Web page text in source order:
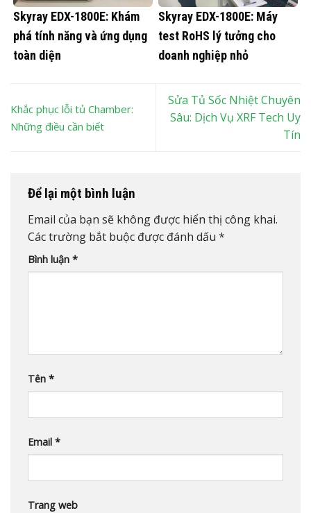
Skyray EDX-1800E: Khám
phá tính năng và ứng dụng
toàn diện
Skyray EDX-1800E: Máy
test RoHS lý tưởng cho
doanh nghiệp nhỏ
Khắc phục lỗi tủ Chamber:
Những điều cần biết
Sửa Tủ Sốc Nhiệt Chuyên
Sâu: Dịch Vụ XRF Tech Uy
Tín
Để lại một bình luận
Email của bạn sẽ không được hiển thị công khai.
Các trường bắt buộc được đánh dấu *
Bình luận *
Tên *
Email *
Trang web